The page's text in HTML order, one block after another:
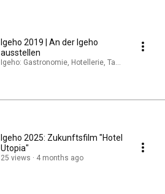
Igeho 2019 | An der Igeho
ausstellen
Igeho: Gastronomie, Hotellerie, Take-away und
Igeho 2025: Zukunftsfilm "Hotel
Utopia"
25 views 4 months ago